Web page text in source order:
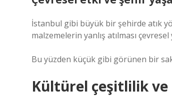
İstanbul gibi büyük bir şehirde atık
malzemelerin yanlış atılması
Bu yüzden küçük gibi görünen bir
Kültürel çeşitlilik